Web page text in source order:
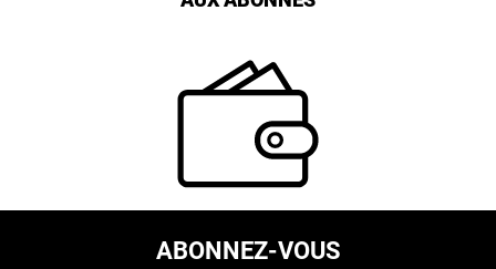
ABONNEZ-VOUS